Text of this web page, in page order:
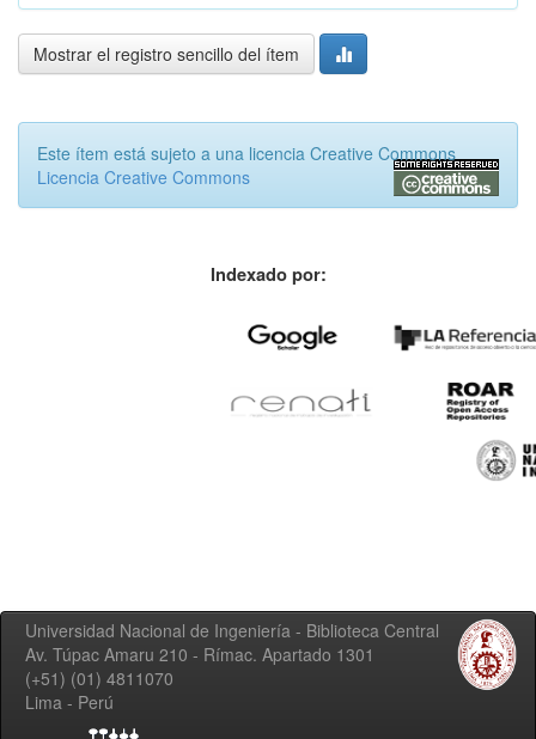
Mostrar el registro sencillo del ítem
Este ítem está sujeto a una licencia Creative Commons
Licencia Creative Commons
Indexado por:
Universidad Nacional de Ingeniería - Biblioteca Central
Av. Túpac Amaru 210 - Rímac. Apartado 1301
(+51) (01) 4811070
Lima - Perú